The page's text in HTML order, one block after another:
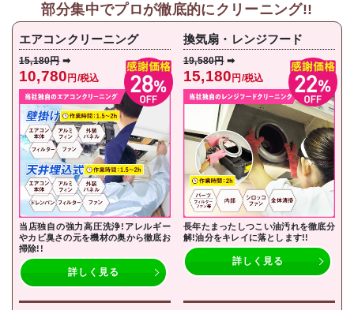
部分集中でプロが徹底的にクリーニング!!
エアコンクリーニング
15,180円 ➡
10,780円/税込
当店独自の強力高圧洗浄!アレルギー
やカビ臭さの元を機材の奥から徹底お
掃除!!
詳しく見る
換気扇・レンジフード
19,580円 ➡
15,180円/税込
長年たまったしつこい油汚れを徹底分
解!油分をキレイに落とし ます!!
詳しく見る